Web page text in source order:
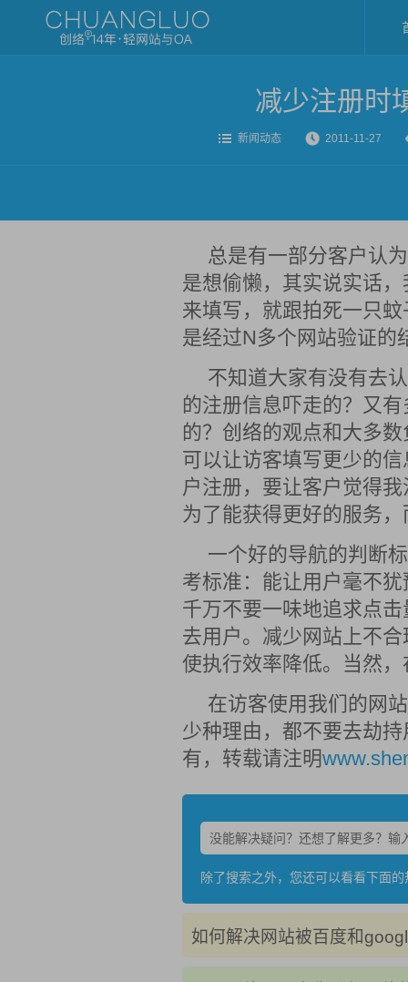
减少注册时
新闻动态 2011-11-27
总是有一部分客户认为
是想偷懒，其实说实话
来填写，就跟拍死一只
是经过N多个网站验证的
不知道大家有没有去
的注册信息吓走的？又
的？创络的观点和大多
可以让访客填写更少的
户注册，要让客户觉得
为了能获得更好的服务
一个好的导航的判断
考标准：能让用户毫不
千万不要一味地追求点
去用户。减少网站上不
使执行效率降低。当然
在访客使用我们的网
少种理由，都不要去劫
有，转载请注明
除了搜索之外，您还可以看看下面
如何解决网站被百度和